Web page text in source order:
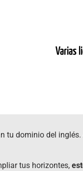
Varias
tu dominio del inglés.
tus horizontes,